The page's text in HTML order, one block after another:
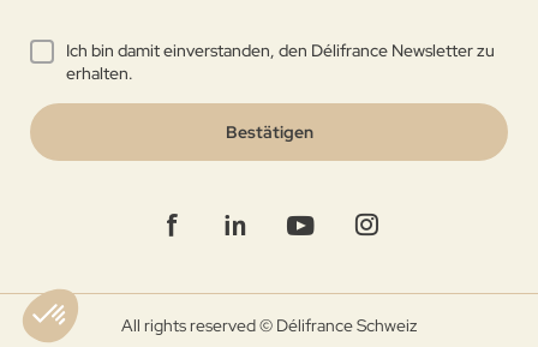
Ich bin damit einverstanden, den Délifrance Newsletter zu
erhalten.
Bestätigen
All rights reserved © Délifrance Schweiz